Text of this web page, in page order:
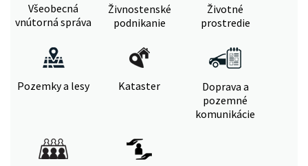
Všeobecná
vnútorná správa
Živnostenské
podnikanie
Životné
prostredie
Pozemky a lesy Kataster
Doprava a
pozemné
komunikácie